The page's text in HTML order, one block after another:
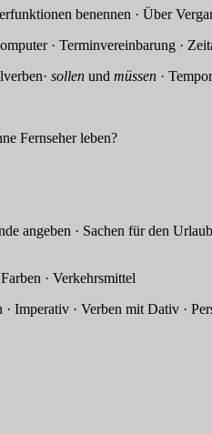
benennen · Über
·
sollen und müssen ·
leben?
· Sachen für den Urlaub
· Verkehrsmittel
mit Dativ ·